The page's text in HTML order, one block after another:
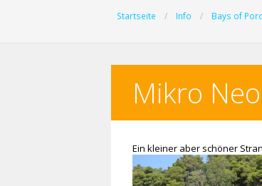
Startseite Info Bays of
Mikro
Ein kleiner aber schöner